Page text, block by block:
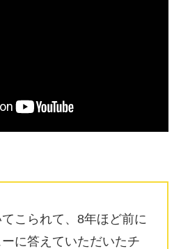
こられて、8年ほど前に
に答えていただいたチ